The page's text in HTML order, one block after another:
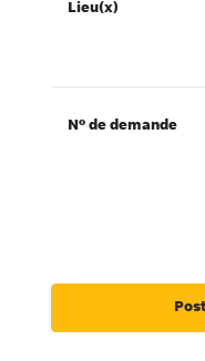
Lieu(x)
Nº de demande